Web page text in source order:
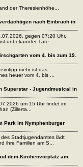
der Theresienhöhe...
nach Einbruch in
gegen 07:20 Uhr,
unbekannter Täte...
vom 4. bis zum 19.
mehr ist das
heuer vom 4. bis ...
Superstar - Jugendmusical in
um 15 Uhr findet im
(Zillerta...
Park im Nymphenburger
Stadtjugendamtes lädt
ihre Familien am S...
dem Kirchenvorplatz am